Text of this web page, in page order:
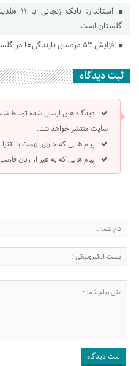
گلستان است
افزایش ۵۳ درصدی بارندگی‌ها در گلستان
ثبت دیدگاه
دیدگاه های ارسال شده توسط
سایت منتشر خواهد شد.
پیام هایی که حاوی تهمت یا
پیام هایی که به غیر از زبان